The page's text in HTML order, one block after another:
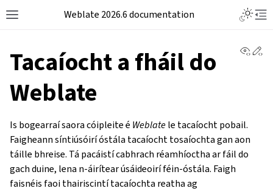
Weblate 2026.6 documentation
Tacaíocht a fháil do
Weblate
Is bogearraí saora cóipleite é Weblatele tacaíocht pobail.
Faigheann síntiúsóirí óstála tacaíocht tosaíochta gan aon
táille bhreise. Tá pacáistí cabhrach réamhíoctha ar fáil do
gach duine, lena n-áirítear úsáideoirí féin-óstála. Faigh
faisnéis faoi thairiscintí tacaíochta reatha ag